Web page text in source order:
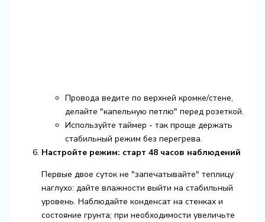
Провода ведите по верхней кромке/стене,
делайте "капельную петлю" перед розеткой.
Используйте таймер - так проще держать
стабильный режим без перегрева.
Настройте режим: старт 48 часов наблюдений
Первые двое суток не "запечатывайте" теплицу
наглухо: дайте влажности выйти на стабильный
уровень. Наблюдайте конденсат на стенках и
состояние грунта; при необходимости увеличьте